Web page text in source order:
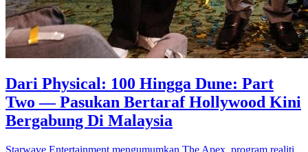
Dari Physical: 100 Hingga Dune: Part
Two — Pasukan Bertaraf Hollywood Kini
Bergabung Di Malaysia
Starwave Entertainment mengumumkan The Apex, program realiti